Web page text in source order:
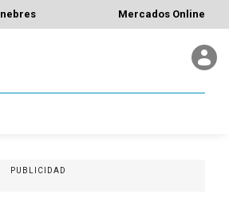
Mercados Online
PUBLICIDAD